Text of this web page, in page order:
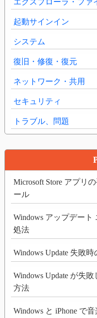
起動サインイン
システム
復旧・修復・復元
ネットワーク・共用
セキュリティ
トラブル、問題
Microsoft Store アプリ
ール
Windows アップデー
処法
Windows Update 失敗
Windows Update が失
方法
Windows と iPhone で